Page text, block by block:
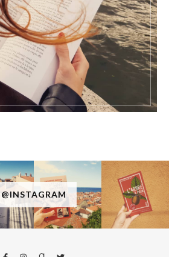
@INSTAGRAM